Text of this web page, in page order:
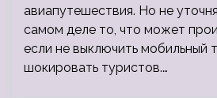
авиапутешествия. Но не
самом деле то, что может
если не выключить мобильный
шокировать туристов.…